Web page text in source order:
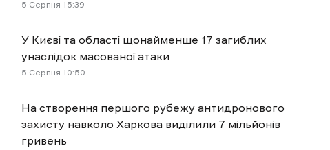
5 Cерпня 15:39
У Києві та області щонайменше 17 загиблих
унаслідок масованої атаки
5 Cерпня 10:50
На створення першого рубежу антидронового
захисту навколо Харкова виділили 7 мільйонів
гривень